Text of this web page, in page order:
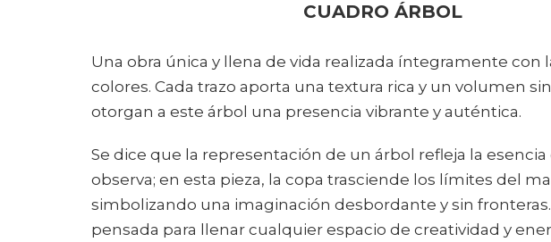
CUADRO ÁRBOL
Una obra única y llena de vida realizada íntegramente con
colores. Cada trazo aporta una textura rica y un volumen
otorgan a este árbol una presencia vibrante y auténtica.
Se dice que la representación de un árbol refleja la
observa; en esta pieza, la copa trasciende los límites del
simbolizando una imaginación desbordante y sin
pensada para llenar cualquier espacio de creatividad y